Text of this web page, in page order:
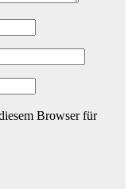
Browser für